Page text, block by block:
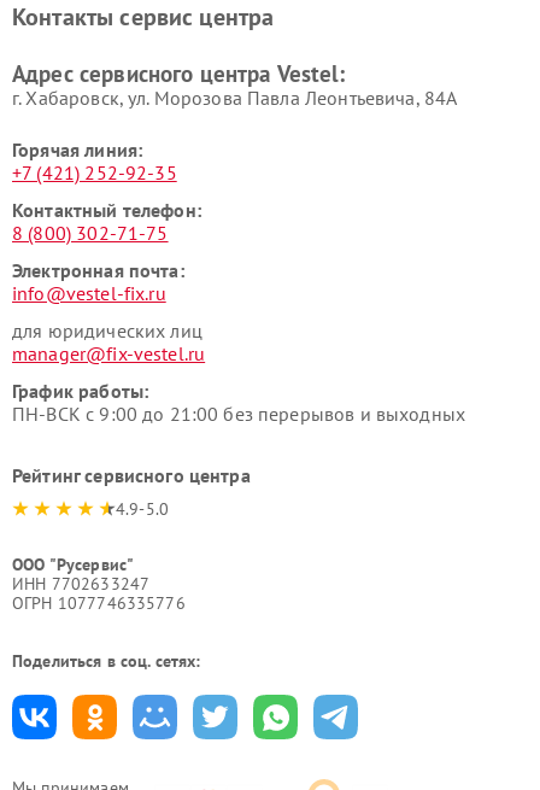
Контакты сервис центра
Адрес сервисного центра Vestel:
г. Хабаровск, ул. Морозова Павла Леонтьевича, 84А
Горячая линия:
+7 (421) 252-92-35
Контактный телефон:
8 (800) 302-71-75
Электронная почта:
info@vestel-fix.ru
для юридических лиц
manager@fix-vestel.ru
График работы:
ПН-ВСК с 9:00 до 21:00 без перерывов и выходных
Рейтинг сервисного центра
4.9-5.0
ООО "Русервис"
ИНН 7702633247
ОГРН 1077746335776
Поделиться в соц. сетях: